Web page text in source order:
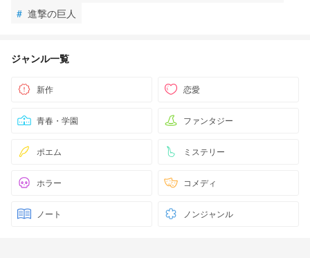
# 進撃の巨人
ジャンル一覧
新作 恋愛
青春・学園 ファンタジー
ポエム ミステリー
ホラー コメディ
ノート ノンジャンル